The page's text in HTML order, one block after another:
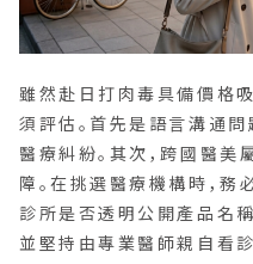
雖然赴日打肉毒具備價格
須評估。首先是語言溝通
醫療糾紛。其次，跨國醫美
障。在挑選醫療機構時，
診所是否透明公開產品名稱
並堅持由專業醫師親自看診